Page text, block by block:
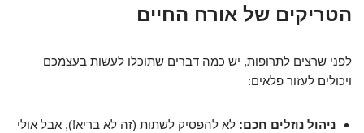
הטריקים של אורח החיים
לפני שרצים לתרופות, יש כמה דברים שתוכלו לעשות בעצמכם
ויכולים לעזור פלאים:
ניהול נוזלים חכם: לא להפסיק לשתות (זה לא בריא!), אבל אולי